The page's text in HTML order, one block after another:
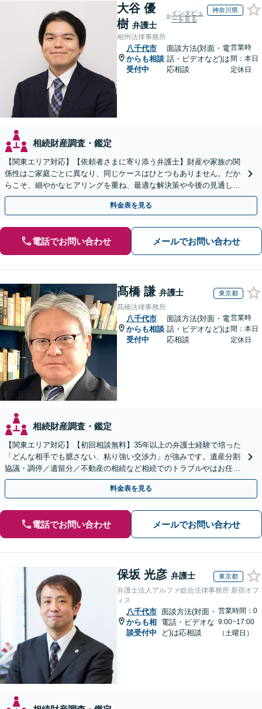
大谷 優
樹 弁護士
インタビュ
ーを見る
神奈川県
相州法律事務所
八千代市
からも相談
受付中
面談方法(対面・電
話・ビデオなど)は
応相談
営業時
間：本日
定休日
相続財産調査・鑑定
【関東エリア対応】【依頼者さまに寄り添う弁護士】財産や家族の関
係性はご家庭ごとに異なり、同じケースはひとつもありません。だか
らこそ、細やかなヒアリングを重ね、最適な解決策や今後の見通しを
明確にお示しします。ぜひ一度当事務所へご相談ください。
料金表を見る
電話でお問い合わせ メールでお問い合わせ
髙橋 謙 弁護士 東京都
髙橋法律事務所
八千代市
からも相談
受付中
面談方法(対面・電
話・ビデオなど)は
応相談
営業時
間：本日
定休日
相続財産調査・鑑定
【関東エリア対応】【初回相談無料】35年以上の弁護士経験で培った
「どんな相手でも臆さない、粘り強い交渉力」が強みです。遺産分割
協議・調停／遺留分／不動産の相続など相続でのトラブルやはお任せ
ください。遺言書や生前贈与など生前対策にも注力
料金表を見る
電話でお問い合わせ メールでお問い合わせ
保坂 光彦 弁護士 東京都
弁護士法人アルファ総合法律事務所 新宿オフ
ィス
八千代市
からも相
談受付中
面談方法(対面・
電話・ビデオな
ど)は応相談
営業時間：0
9:00~17:00
（土曜日）